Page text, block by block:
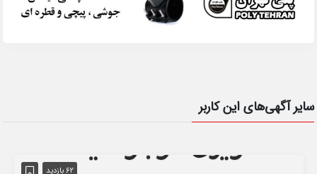
سایر آگهی‌های این کاربر
62 بازدید